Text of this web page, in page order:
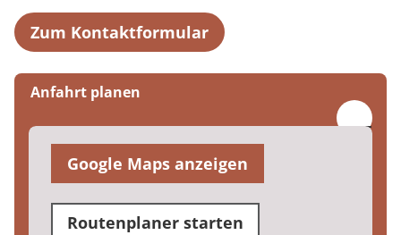
Zum Kontaktformular
Anfahrt planen
Google Maps anzeigen
Routenplaner starten